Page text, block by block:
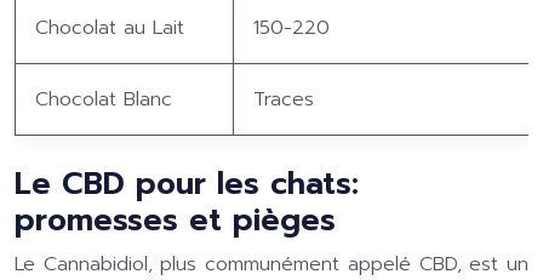
Chocolat au Lait 150-220
Chocolat Blanc Traces
Le CBD pour les chats:
promesses et pièges
Le Cannabidiol, plus communément appelé CBD, est un